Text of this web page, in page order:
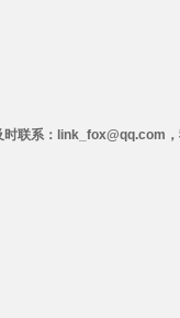
联系：link_fox@qq.com